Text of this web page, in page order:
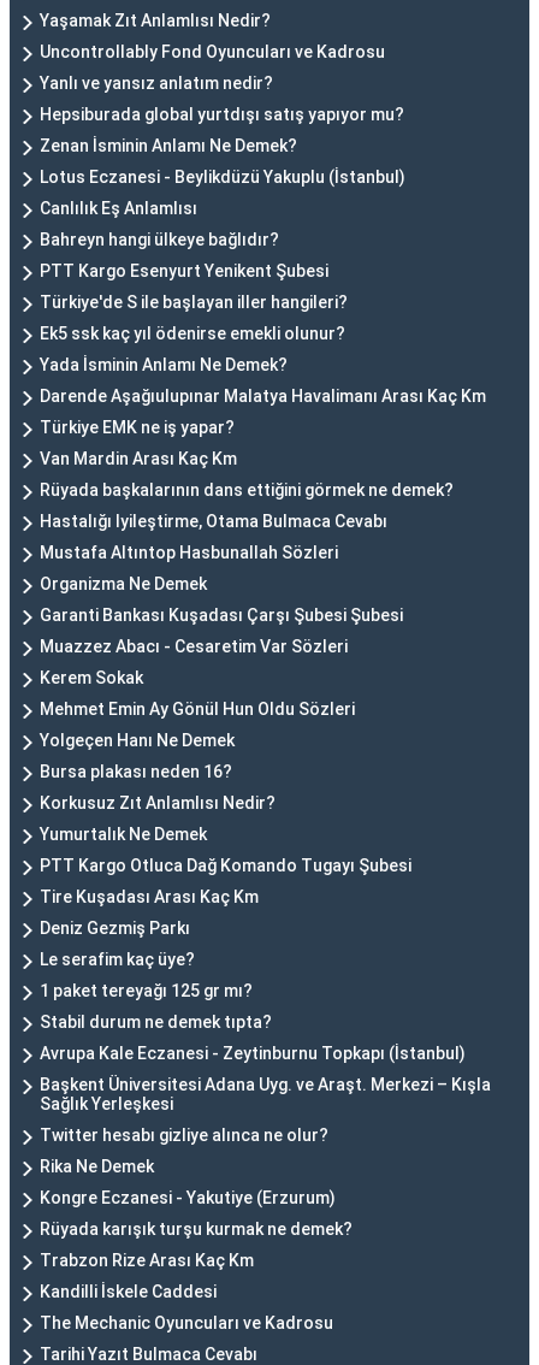
Yaşamak Zıt Anlamlısı Nedir?
Uncontrollably Fond Oyuncuları ve Kadrosu
Yanlı ve yansız anlatım nedir?
Hepsiburada global yurtdışı satış yapıyor mu?
Zenan İsminin Anlamı Ne Demek?
Lotus Eczanesi - Beylikdüzü Yakuplu (İstanbul)
Canlılık Eş Anlamlısı
Bahreyn hangi ülkeye bağlıdır?
PTT Kargo Esenyurt Yenikent Şubesi
Türkiye'de S ile başlayan iller hangileri?
Ek5 ssk kaç yıl ödenirse emekli olunur?
Yada İsminin Anlamı Ne Demek?
Darende Aşağıulupınar Malatya Havalimanı Arası Kaç Km
Türkiye EMK ne iş yapar?
Van Mardin Arası Kaç Km
Rüyada başkalarının dans ettiğini görmek ne demek?
Hastalığı Iyileştirme, Otama Bulmaca Cevabı
Mustafa Altıntop Hasbunallah Sözleri
Organizma Ne Demek
Garanti Bankası Kuşadası Çarşı Şubesi Şubesi
Muazzez Abacı - Cesaretim Var Sözleri
Kerem Sokak
Mehmet Emin Ay Gönül Hun Oldu Sözleri
Yolgeçen Hanı Ne Demek
Bursa plakası neden 16?
Korkusuz Zıt Anlamlısı Nedir?
Yumurtalık Ne Demek
PTT Kargo Otluca Dağ Komando Tugayı Şubesi
Tire Kuşadası Arası Kaç Km
Deniz Gezmiş Parkı
Le serafim kaç üye?
1 paket tereyağı 125 gr mı?
Stabil durum ne demek tıpta?
Avrupa Kale Eczanesi - Zeytinburnu Topkapı (İstanbul)
Başkent Üniversitesi Adana Uyg. ve Araşt. Merkezi – Kışla
Sağlık Yerleşkesi
Twitter hesabı gizliye alınca ne olur?
Rika Ne Demek
Kongre Eczanesi - Yakutiye (Erzurum)
Rüyada karışık turşu kurmak ne demek?
Trabzon Rize Arası Kaç Km
Kandilli İskele Caddesi
The Mechanic Oyuncuları ve Kadrosu
Tarihi Yazıt Bulmaca Cevabı